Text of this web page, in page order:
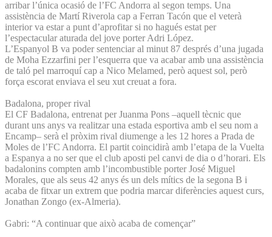
arribar l’única ocasió de l’FC Andorra al segon temps. Una
assistència de Martí Riverola cap a Ferran Tacón que el veterà
interior va estar a punt d’aprofitar si no hagués estat per
l’espectacular aturada del jove porter Adri López.
L’Espanyol B va poder sentenciar al minut 87 després d’una jugada
de Moha Ezzarfini per l’esquerra que va acabar amb una assistència
de taló pel marroquí cap a Nico Melamed, però aquest sol, però
força escorat enviava el seu xut creuat a fora.
Badalona, proper rival
El CF Badalona, entrenat per Juanma Pons –aquell tècnic que
durant uns anys va realitzar una estada esportiva amb el seu nom a
Encamp– serà el pròxim rival diumenge a les 12 hores a Prada de
Moles de l’FC Andorra. El partit coincidirà amb l’etapa de la Vuelta
a Espanya a no ser que el club aposti pel canvi de dia o d’horari. Els
badalonins compten amb l’incombustible porter José Miguel
Morales, que als seus 42 anys és un dels mítics de la segona B i
acaba de fitxar un extrem que podria marcar diferències aquest curs,
Jonathan Zongo (ex-Almeria).
Gabri: “A continuar que això acaba de començar”